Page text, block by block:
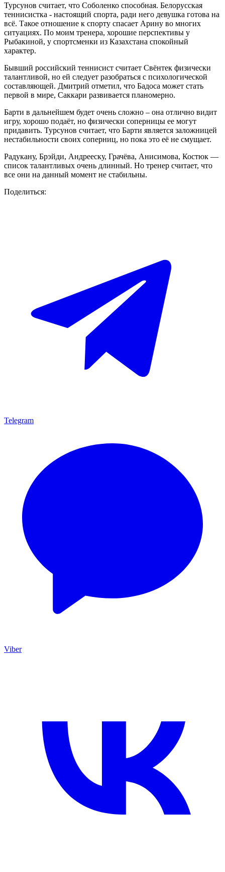
Турсунов считает, что Соболенко способная. Белорусская
теннисистка - настоящий спорта, ради него девушка готова на
всё. Такое отношение к спорту спасает Арину во многих
ситуациях. По моим тренера, хорошие перспективы у
Рыбакиной, у спортсменки из Казахстана спокойный
характер.
Бывший российский теннисист считает Свёнтек физически
талантливой, но ей следует разобраться с психологической
составляющей. Дмитрий отметил, что Бадоса может стать
первой в мире, Саккари развивается планомерно.
Барти в дальнейшем будет очень сложно – она отлично видит
игру, хорошо подаёт, но физически соперницы ее могут
придавить. Турсунов считает, что Барти является заложницей
нестабильности своих соперниц, но пока это её не смущает.
Радукану, Брэйди, Андрееску, Грачёва, Анисимова, Костюк —
список талантливых очень длинный. Но тренер считает, что
все они на данный момент не стабильны.
Поделиться:
Telegram
Viber